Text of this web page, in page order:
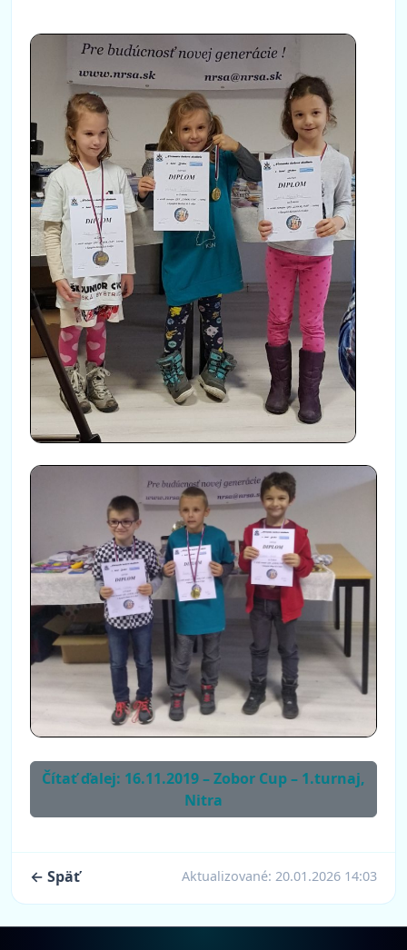
Čítať ďalej: 16.11.2019 – Zobor Cup – 1.turnaj,
Nitra
← Späť Aktualizované: 20.01.2026 14:03